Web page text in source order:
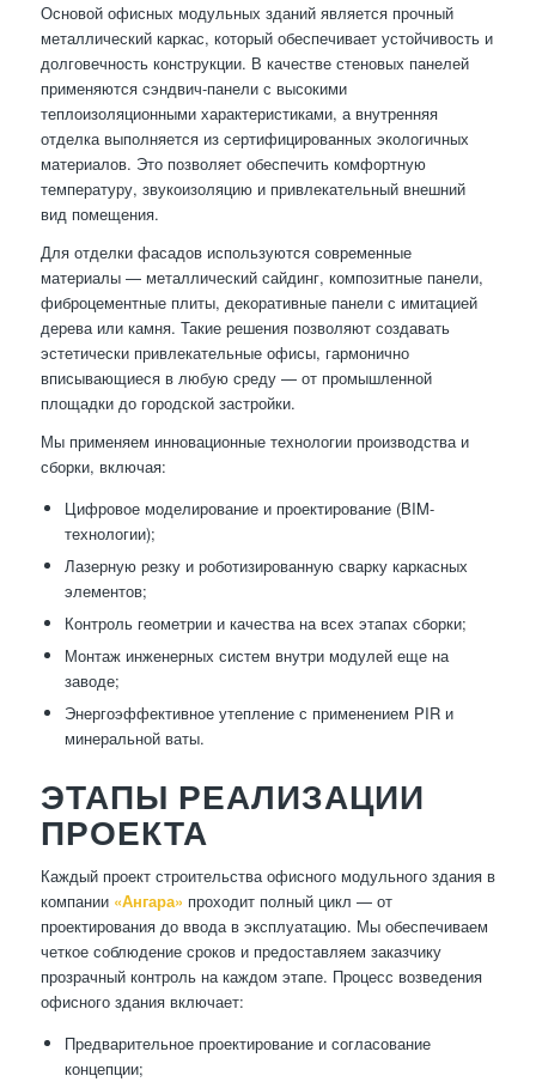
Основой офисных модульных зданий является прочный
металлический каркас, который обеспечивает устойчивость и
долговечность конструкции. В качестве стеновых панелей
применяются сэндвич-панели с высокими
теплоизоляционными характеристиками, а внутренняя
отделка выполняется из сертифицированных экологичных
материалов. Это позволяет обеспечить комфортную
температуру, звукоизоляцию и привлекательный внешний
вид помещения.
Для отделки фасадов используются современные
материалы — металлический сайдинг, композитные панели,
фиброцементные плиты, декоративные панели с имитацией
дерева или камня. Такие решения позволяют создавать
эстетически привлекательные офисы, гармонично
вписывающиеся в любую среду — от промышленной
площадки до городской застройки.
Мы применяем инновационные технологии производства и
сборки, включая:
Цифровое моделирование и проектирование (BIM-
технологии);
Лазерную резку и роботизированную сварку каркасных
элементов;
Контроль геометрии и качества на всех этапах сборки;
Монтаж инженерных систем внутри модулей еще на
заводе;
Энергоэффективное утепление с применением PIR и
минеральной ваты.
ЭТАПЫ РЕАЛИЗАЦИИ
ПРОЕКТА
Каждый проект строительства офисного модульного здания в
компании «Ангара» проходит полный цикл — от
проектирования до ввода в эксплуатацию. Мы обеспечиваем
четкое соблюдение сроков и предоставляем заказчику
прозрачный контроль на каждом этапе. Процесс возведения
офисного здания включает:
Предварительное проектирование и согласование
концепции;